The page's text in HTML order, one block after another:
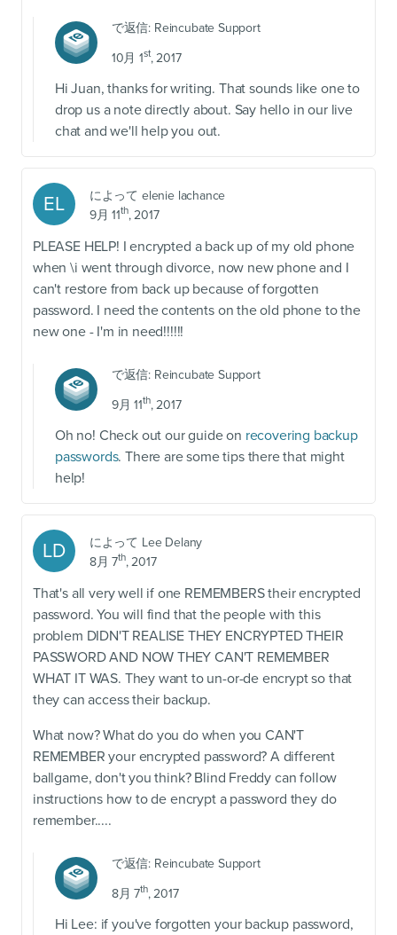
で返信: Reincubate Support
10月 1st, 2017
Hi Juan, thanks for writing. That sounds like one to
drop us a note directly about. Say hello in our live
chat and we'll help you out.
EL によって elenie lachance
9月 11th, 2017
PLEASE HELP! I encrypted a back up of my old phone
when \i went through divorce, now new phone and I
can't restore from back up because of forgotten
password. I need the contents on the old phone to the
new one - I'm in need!!!!!!
で返信: Reincubate Support
9月 11th, 2017
Oh no! Check out our guide on recovering backup
passwords. There are some tips there that might
help!
LD によって Lee Delany
8月 7th, 2017
That's all very well if one REMEMBERS their encrypted
password. You will find that the people with this
problem DIDN'T REALISE THEY ENCRYPTED THEIR
PASSWORD AND NOW THEY CAN'T REMEMBER
WHAT IT WAS. They want to un-or-de encrypt so that
they can access their backup.
What now? What do you do when you CAN'T
REMEMBER your encrypted password? A different
ballgame, don't you think? Blind Freddy can follow
instructions how to de encrypt a password they do
remember.....
で返信: Reincubate Support
8月 7th, 2017
Hi Lee: if you've forgotten your backup password,